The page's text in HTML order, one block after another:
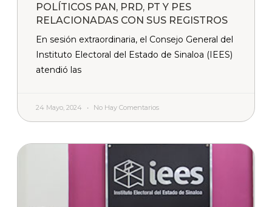
POLÍTICOS PAN, PRD, PT Y PES
RELACIONADAS CON SUS REGISTROS
En sesión extraordinaria, el Consejo General del
Instituto Electoral del Estado de Sinaloa (IEES)
atendió las
24 Mayo, 2024 No Hay Comentarios